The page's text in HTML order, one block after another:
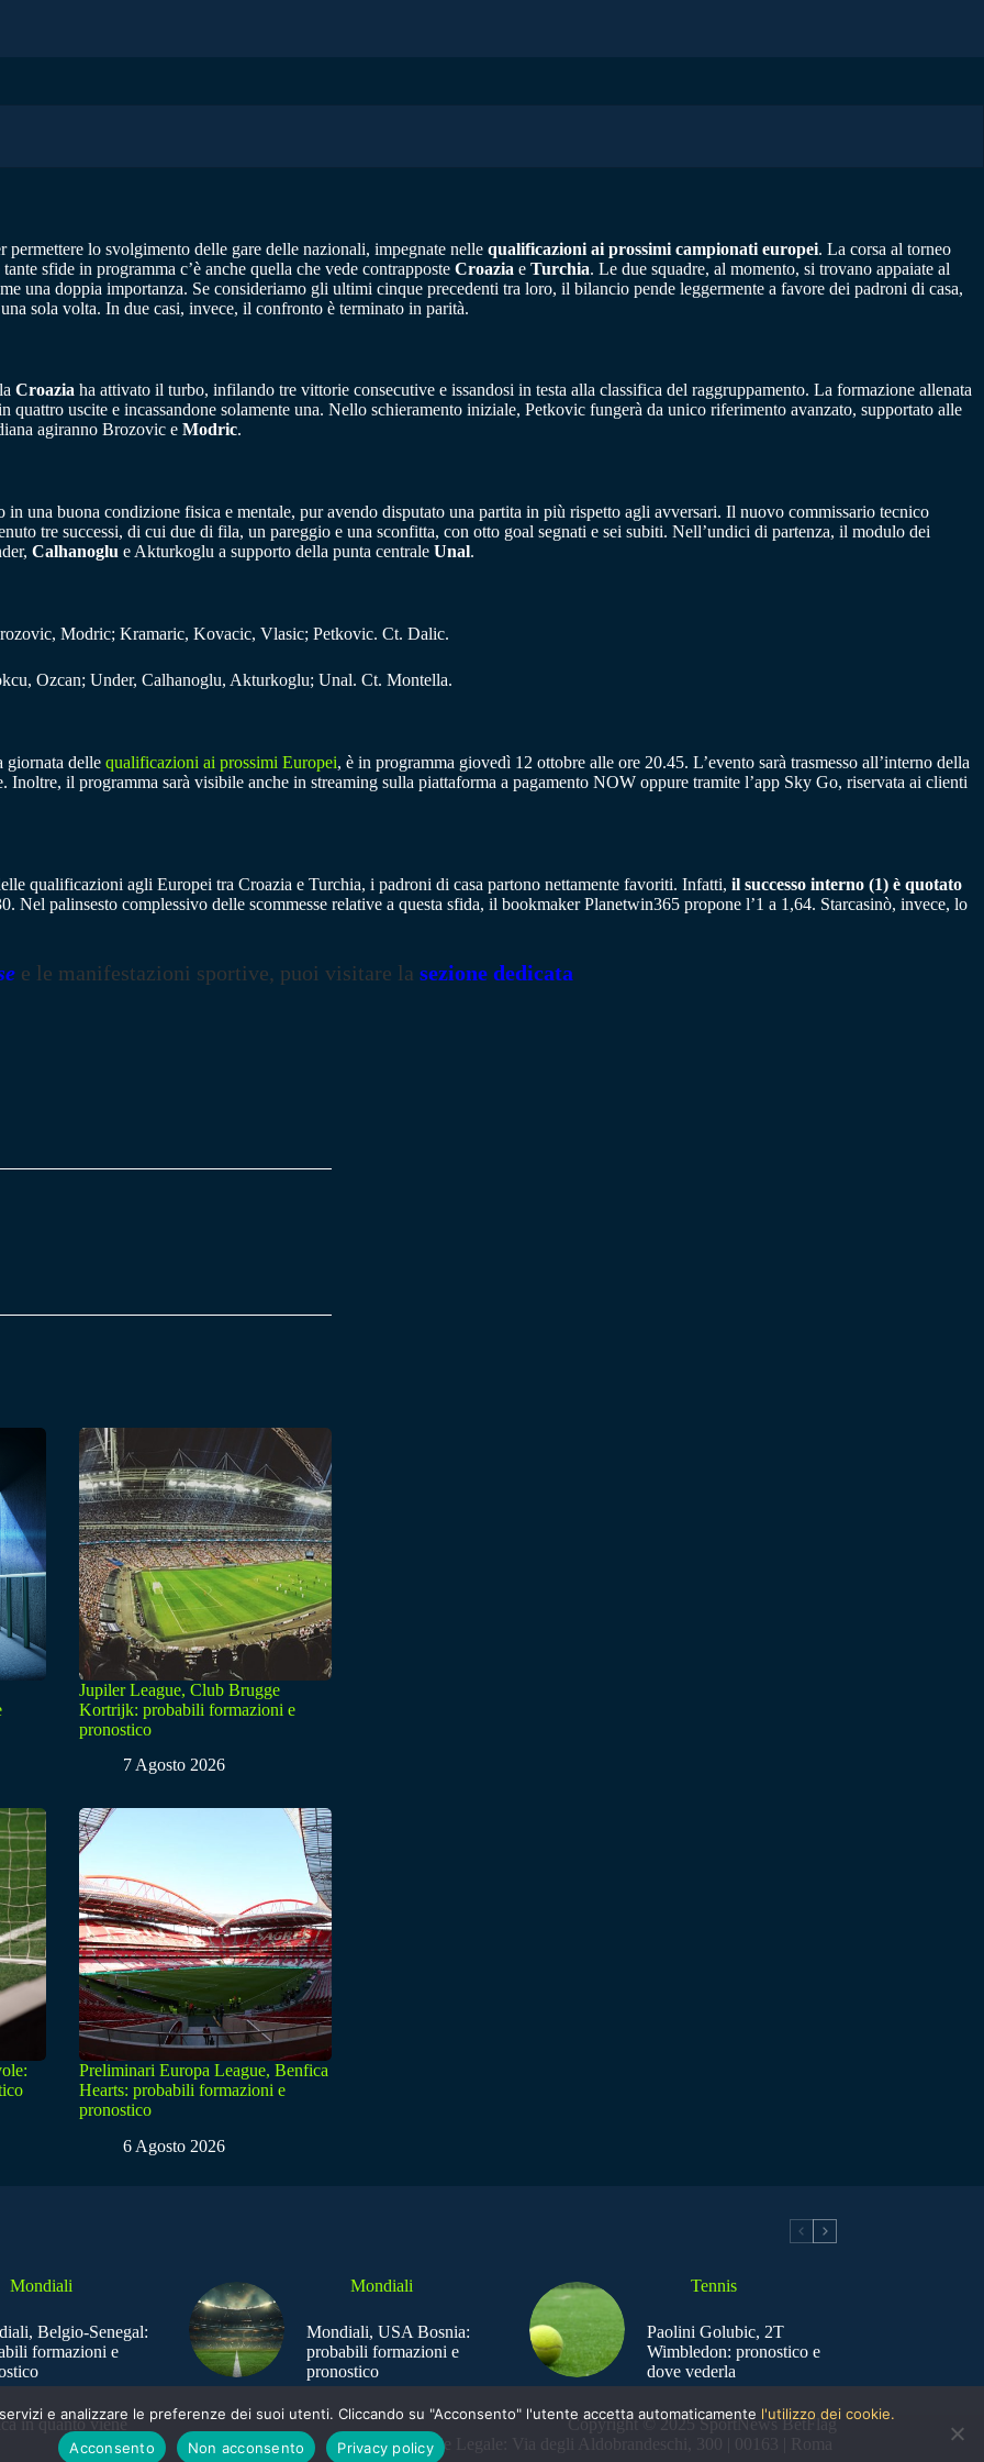
lo svolgimento delle gare delle nazionali, impegnate nelle qualificazioni ai prossimi campionati europei. La corsa al torneo
sfide in programma c’è anche quella che vede contrapposte Croazia e Turchia. Le due squadre, al momento, si trovano appaiate al
una doppia importanza. Se consideriamo gli ultimi cinque precedenti tra loro, il bilancio pende leggermente a favore dei padroni di casa,
sola volta. In due casi, invece, il confronto è terminato in parità.
Croazia ha attivato il turbo, infilando tre vittorie consecutive e issandosi in testa alla classifica del raggruppamento. La formazione allenata
quattro uscite e incassandone solamente una. Nello schieramento iniziale, Petkovic fungerà da unico riferimento avanzato, supportato alle
agiranno Brozovic e Modric.
in una buona condizione fisica e mentale, pur avendo disputato una partita in più rispetto agli avversari. Il nuovo commissario tecnico
tre successi, di cui due di fila, un pareggio e una sconfitta, con otto goal segnati e sei subiti. Nell’undici di partenza, il modulo dei
Calhanoglu e Akturkoglu a supporto della punta centrale Unal.
Modric; Kramaric, Kovacic, Vlasic; Petkovic. Ct. Dalic.
Ozcan; Under, Calhanoglu, Akturkoglu; Unal. Ct. Montella.
giornata delle qualificazioni ai prossimi Europei, è in programma giovedì 12 ottobre alle ore 20.45. L’evento sarà trasmesso all’interno della
Inoltre, il programma sarà visibile anche in streaming sulla piattaforma a pagamento NOW oppure tramite l’app Sky Go, riservata ai clienti
qualificazioni agli Europei tra Croazia e Turchia, i padroni di casa partono nettamente favoriti. Infatti, il successo interno (1) è quotato
Nel palinsesto complessivo delle scommesse relative a questa sfida, il bookmaker Planetwin365 propone l’1 a 1,64. Starcasinò, invece, lo
e le manifestazioni sportive, puoi visitare la sezione dedicata
Jupiler League, Club Brugge
Kortrijk: probabili formazioni e
pronostico
7 Agosto 2026
Preliminari Europa League, Benfica
Hearts: probabili formazioni e
pronostico
6 Agosto 2026
Mondiali
Belgio-Senegal:
formazioni e
Mondiali
Mondiali, USA Bosnia:
probabili formazioni e
pronostico
Tennis
Paolini Golubic, 2T
Wimbledon: pronostico e
dove vederla
in quanto viene
Copyright © 2025 SportNews BetFlag
Sede Legale: Via degli Aldobrandeschi, 300 | 00163 | Roma
e analizzare le preferenze dei suoi utenti. Cliccando su "Acconsento" l'utente accetta automaticamente l'utilizzo dei cookie.
Acconsento
Non acconsento Privacy policy